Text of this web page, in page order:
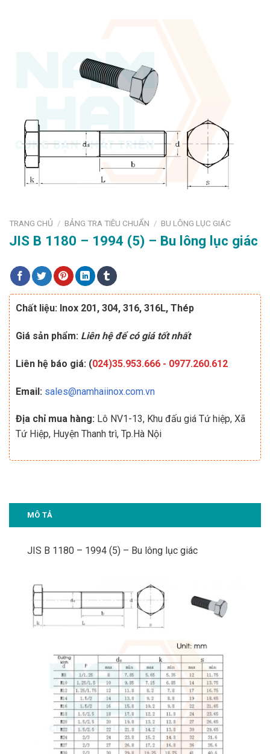
TRANG CHỦ / BẢNG TRA TIÊU CHUẨN / BU LÔNG LỤC GIÁC
JIS B 1180 – 1994 (5) – Bu lông lục giác
Chất liệu: Inox 201, 304, 316, 316L, Thép
Giá sản phẩm: Liên hệ để có giá tốt nhất
Liên hệ báo giá: (024)35.953.666 - 0977.260.612
Email: sales@namhaiinox.com.vn
Địa chỉ mua hàng: Lô NV1-13, Khu đấu giá Tứ hiệp, Xã
Tứ Hiệp, Huyện Thanh trì, Tp.Hà Nội
MÔ TẢ
JIS B 1180 – 1994 (5) – Bu lông lục giác